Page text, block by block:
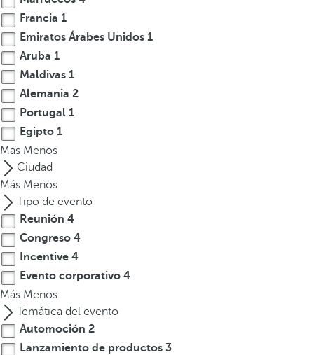
t
e
r
e
s
,
u
e
d
e
s
p
u
l
s
a
r
l
a
Francia 1
Emiratos Árabes Unidos 1
Aruba 1
Maldivas 1
Alemania 2
Portugal 1
Egipto 1
Más Menos
Ciudad
Más Menos
Tipo de evento
Reunión 4
Congreso 4
Incentive 4
Evento corporativo 4
Más Menos
Temática del evento
Automoción 2
Lanzamiento de productos 3